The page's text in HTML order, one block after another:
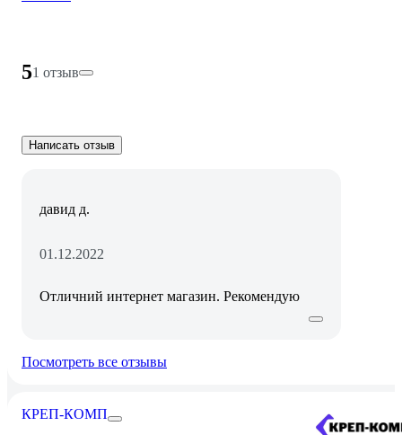
51 отзыв
Написать отзыв
давид д.
01.12.2022
Отличний интернет магазин. Рекомендую
Посмотреть все отзывы
КРЕП-КОМП